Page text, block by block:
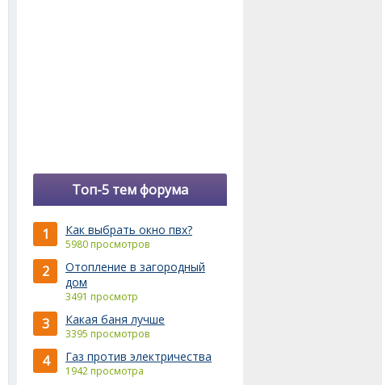
Топ-5 тем форума
1 Как выбрать окно пвх?
5980 просмотров
2
Отопление в загородный
дом
3491 просмотр
3 Какая баня лучше
3395 просмотров
4 Газ против электричества
1942 просмотра